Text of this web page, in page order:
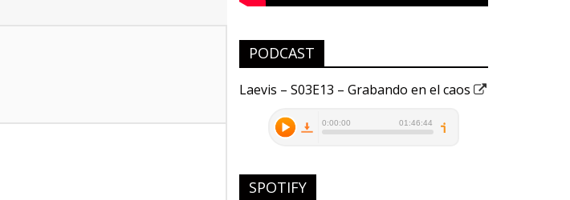
PODCAST
Laevis – S03E13 – Grabando en el caos
SPOTIFY